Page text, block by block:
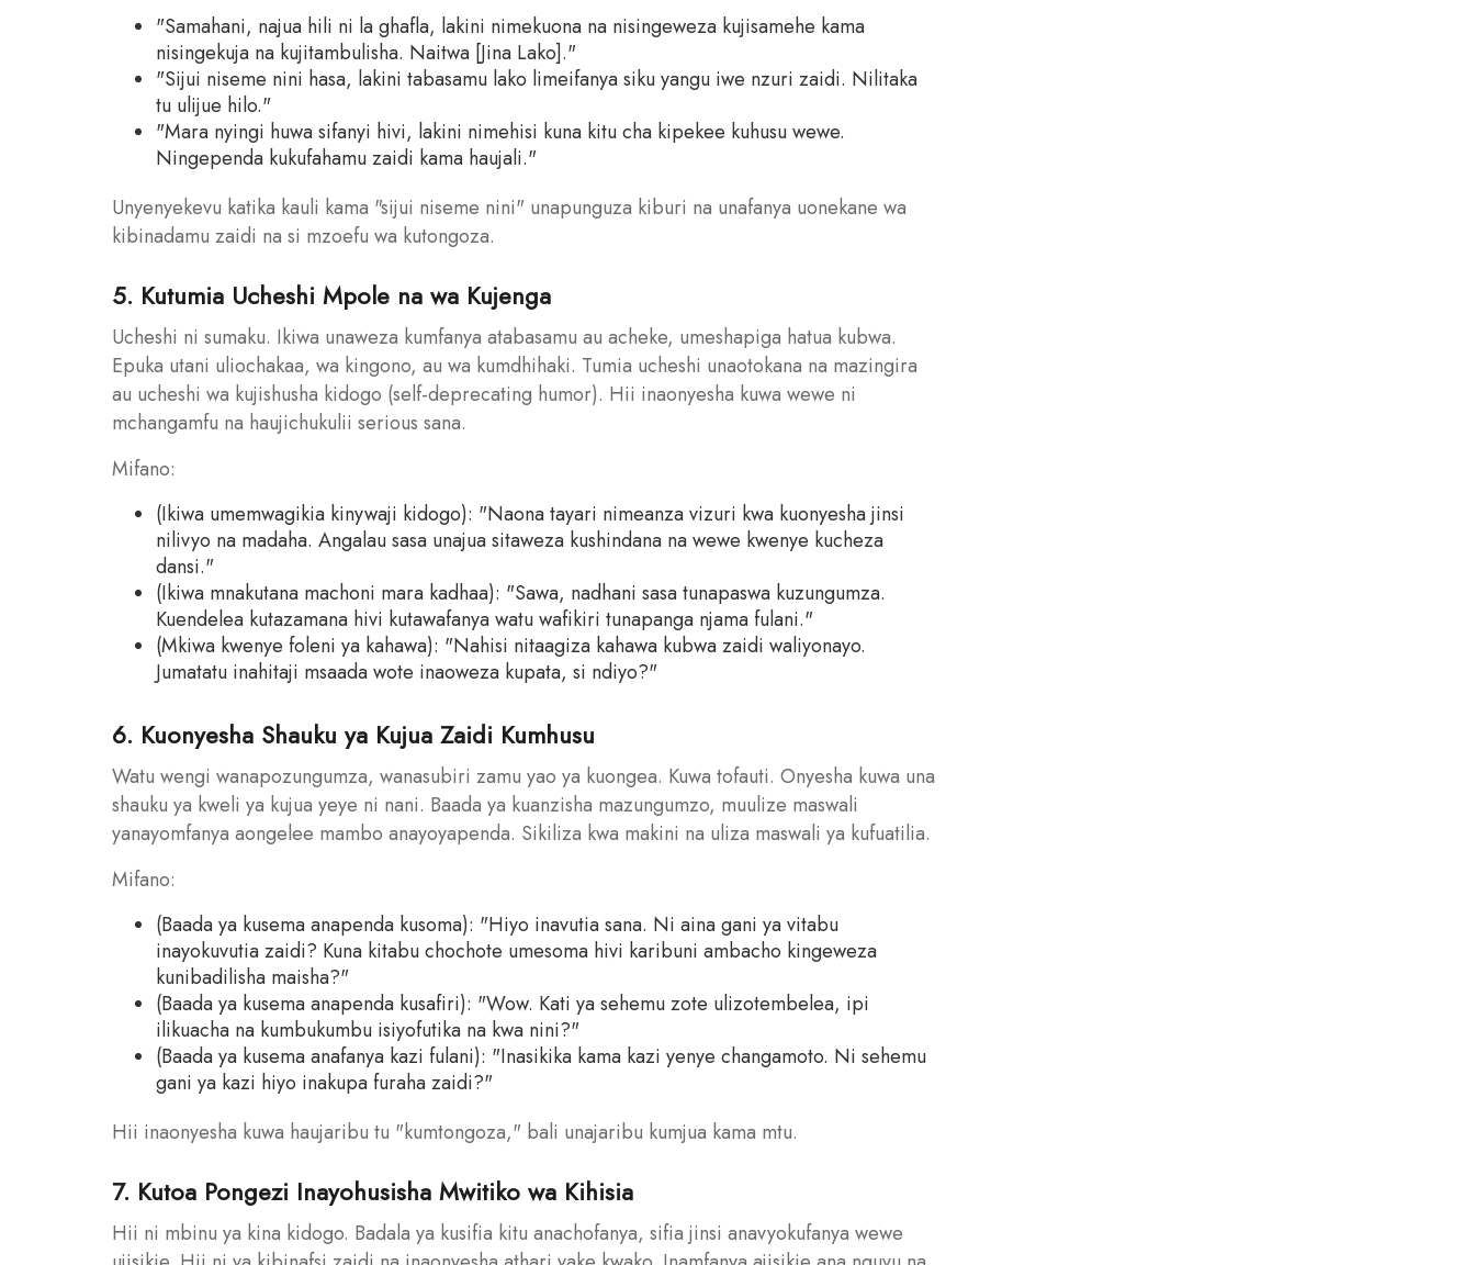
"Samahani, najua hili ni la ghafla, lakini nimekuona na nisingeweza kujisamehe kama
nisingekuja na kujitambulisha. Naitwa [Jina Lako]."
"Sijui niseme nini hasa, lakini tabasamu lako limeifanya siku yangu iwe nzuri zaidi. Nilitaka
tu ulijue hilo."
"Mara nyingi huwa sifanyi hivi, lakini nimehisi kuna kitu cha kipekee kuhusu wewe.
Ningependa kukufahamu zaidi kama haujali."
Unyenyekevu katika kauli kama "sijui niseme nini" unapunguza kiburi na unafanya uonekane wa
kibinadamu zaidi na si mzoefu wa kutongoza.
5. Kutumia Ucheshi Mpole na wa Kujenga
Ucheshi ni sumaku. Ikiwa unaweza kumfanya atabasamu au acheke, umeshapiga hatua kubwa.
Epuka utani uliochakaa, wa kingono, au wa kumdhihaki. Tumia ucheshi unaotokana na mazingira
au ucheshi wa kujishusha kidogo (self-deprecating humor). Hii inaonyesha kuwa wewe ni
mchangamfu na haujichukulii serious sana.
Mifano:
(Ikiwa umemwagikia kinywaji kidogo): "Naona tayari nimeanza vizuri kwa kuonyesha jinsi
nilivyo na madaha. Angalau sasa unajua sitaweza kushindana na wewe kwenye kucheza
dansi."
(Ikiwa mnakutana machoni mara kadhaa): "Sawa, nadhani sasa tunapaswa kuzungumza.
Kuendelea kutazamana hivi kutawafanya watu wafikiri tunapanga njama fulani."
(Mkiwa kwenye foleni ya kahawa): "Nahisi nitaagiza kahawa kubwa zaidi waliyonayo.
Jumatatu inahitaji msaada wote inaoweza kupata, si ndiyo?"
6. Kuonyesha Shauku ya Kujua Zaidi Kumhusu
Watu wengi wanapozungumza, wanasubiri zamu yao ya kuongea. Kuwa tofauti. Onyesha kuwa una
shauku ya kweli ya kujua yeye ni nani. Baada ya kuanzisha mazungumzo, muulize maswali
yanayomfanya aongelee mambo anayoyapenda. Sikiliza kwa makini na uliza maswali ya kufuatilia.
Mifano:
(Baada ya kusema anapenda kusoma): "Hiyo inavutia sana. Ni aina gani ya vitabu
inayokuvutia zaidi? Kuna kitabu chochote umesoma hivi karibuni ambacho kingeweza
kunibadilisha maisha?"
(Baada ya kusema anapenda kusafiri): "Wow. Kati ya sehemu zote ulizotembelea, ipi
ilikuacha na kumbukumbu isiyofutika na kwa nini?"
(Baada ya kusema anafanya kazi fulani): "Inasikika kama kazi yenye changamoto. Ni sehemu
gani ya kazi hiyo inakupa furaha zaidi?"
Hii inaonyesha kuwa haujaribu tu "kumtongoza," bali unajaribu kumjua kama mtu.
7. Kutoa Pongezi Inayohusisha Mwitiko wa Kihisia
Hii ni mbinu ya kina kidogo. Badala ya kusifia kitu anachofanya, sifia jinsi anavyokufanya wewe